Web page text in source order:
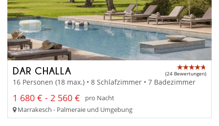
DAR CHALLA (24 Bewertungen)
16 Personen (18 max.) • 8 Schlafzimmer • 7 Badezimmer
1 680 € - 2 560 €
pro Nacht
Marrakesch - Palmeraie und Umgebung